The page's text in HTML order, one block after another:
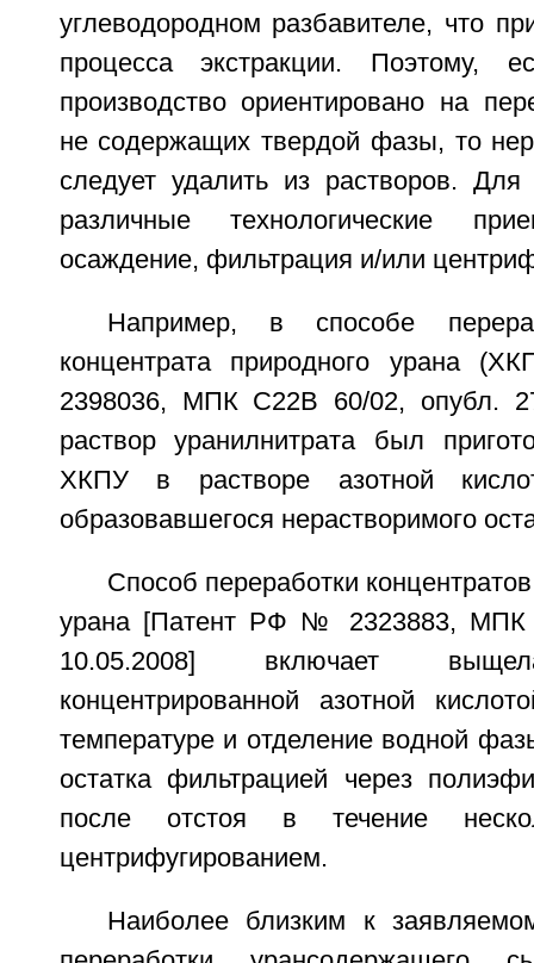
углеводородном разбавителе, что
процесса экстракции. Поэтому,
производство ориентировано на
не содержащих твердой фазы, то
следует удалить из растворов. Для
различные технологические
осаждение, фильтрация и/или
Например, в способе
концентрата природного урана
2398036, МПК С22В 60/02, опубл.
раствор уранилнитрата был
ХКПУ в растворе азотной
образовавшегося нерастворимого
Способ переработки
урана [Патент РФ № 2323883, МПК
10.05.2008] включает
концентрированной азотной
температуре и отделение водной
остатка фильтрацией через
после отстоя в течение
центрифугированием.
Наиболее близким к